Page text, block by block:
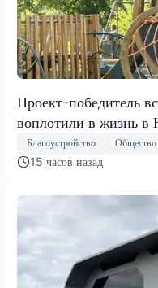
Проект-победитель
воплотили в жизнь в
Благоустройство Общество
15 часов назад